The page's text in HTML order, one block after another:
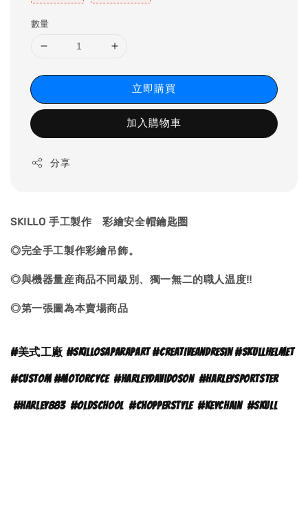
數量
立即購買
加入購物車
分享
SKILLO 手工製作 彩繪安全帽鑰匙圏
◎完全手工製作彩繪吊飾。
◎與機器量産商品不同級別、獨一無二的職人温度‼
◎第一張圖為本賣場商品
#美式工廠 #skillosaparapart #creativeandresin #skullhelmet
#custom #motorcyce#harleydavidoson #harleysportster
#harley883 #oldschool #chopperstyle #keychain #skull